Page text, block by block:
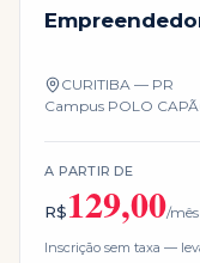
CURITIBA — PR
Campus POLO
A PARTIR DE
R$129,00/mês
Inscrição sem taxa —